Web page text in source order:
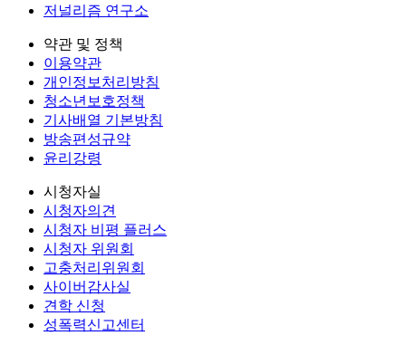
저널리즘 연구소
약관 및 정책
이용약관
개인정보처리방침
청소년보호정책
기사배열 기본방침
방송편성규약
윤리강령
시청자실
시청자의견
시청자 비평 플러스
시청자 위원회
고충처리위원회
사이버감사실
견학 신청
성폭력신고센터